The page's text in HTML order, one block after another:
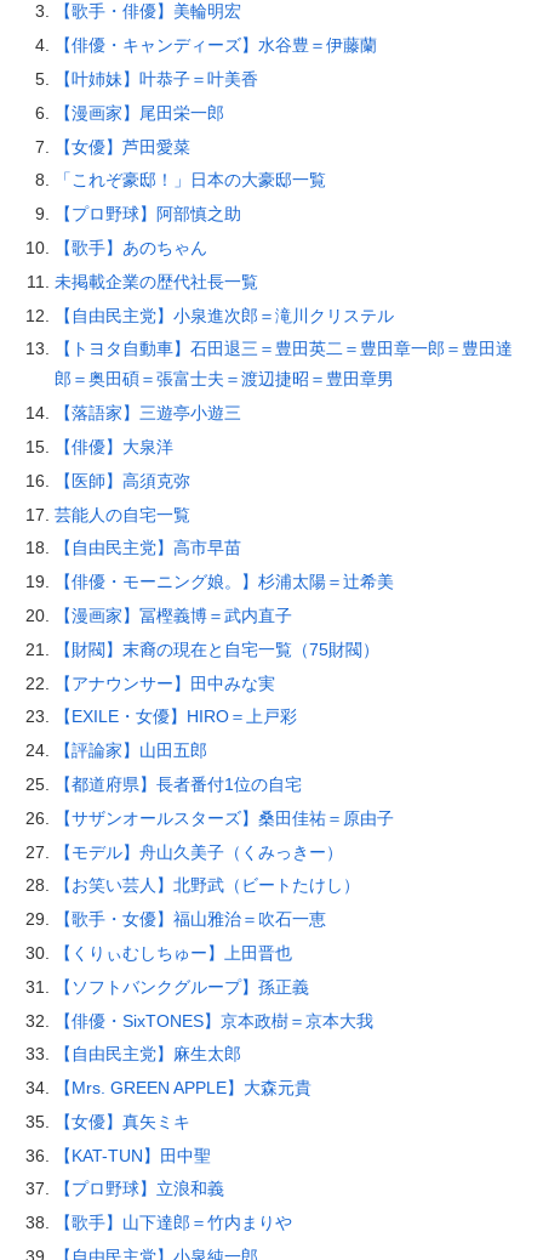
【歌手・俳優】美輪明宏
【俳優・キャンディーズ】水谷豊＝伊藤蘭
【叶姉妹】叶恭子＝叶美香
【漫画家】尾田栄一郎
【女優】芦田愛菜
「これぞ豪邸！」日本の大豪邸一覧
【プロ野球】阿部慎之助
【歌手】あのちゃん
未掲載企業の歴代社長一覧
【自由民主党】小泉進次郎＝滝川クリステル
【トヨタ自動車】石田退三＝豊田英二＝豊田章一郎＝豊田達
郎＝奥田碩＝張富士夫＝渡辺捷昭＝豊田章男
【落語家】三遊亭小遊三
【俳優】大泉洋
【医師】高須克弥
芸能人の自宅一覧
【自由民主党】高市早苗
【俳優・モーニング娘。】杉浦太陽＝辻希美
【漫画家】冨樫義博＝武内直子
【財閥】末裔の現在と自宅一覧（75財閥）
【アナウンサー】田中みな実
【EXILE・女優】HIRO＝上戸彩
【評論家】山田五郎
【都道府県】長者番付1位の自宅
【サザンオールスターズ】桑田佳祐＝原由子
【モデル】舟山久美子（くみっきー）
【お笑い芸人】北野武（ビートたけし）
【歌手・女優】福山雅治＝吹石一恵
【くりぃむしちゅー】上田晋也
【ソフトバンクグループ】孫正義
【俳優・SixTONES】京本政樹＝京本大我
【自由民主党】麻生太郎
【Mrs. GREEN APPLE】大森元貴
【女優】真矢ミキ
【KAT-TUN】田中聖
【プロ野球】立浪和義
【歌手】山下達郎＝竹内まりや